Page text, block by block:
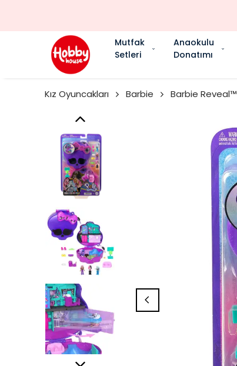
Mutfak
Setleri
Anaokulu
Donatımı
Kız Oyuncakları Barbie Barbie Reveal™